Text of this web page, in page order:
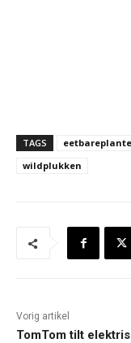
TAGS
wildplukken
Vorig artikel
TomTom tilt